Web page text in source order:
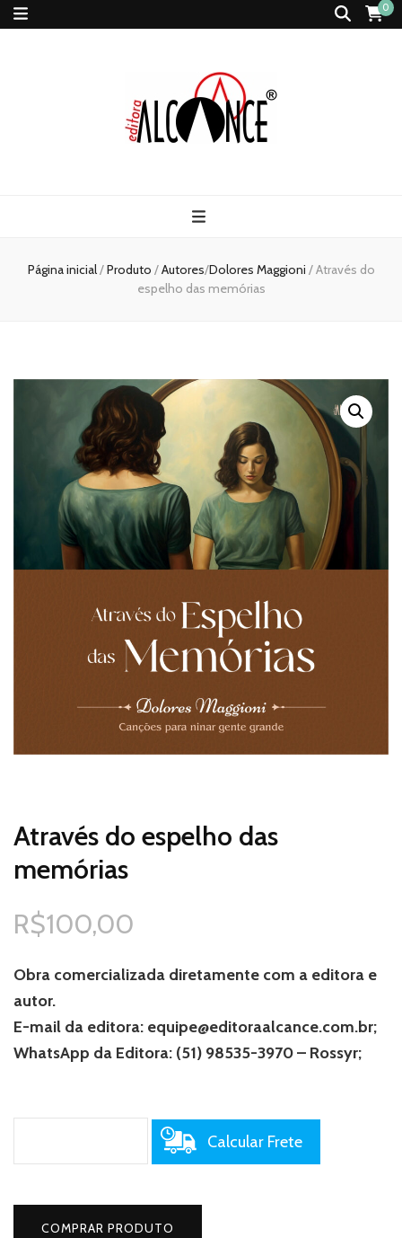
0
Página inicial/Produto /Autores/Dolores Maggioni /Através do
espelho das memórias
Através do espelho das
memórias
R$100,00
Obra comercializada diretamente com a editora e
autor.
E-mail da editora: equipe@editoraalcance.com.br;
WhatsApp da Editora: (51) 98535-3970 – Rossyr;
Calcular Frete
COMPRAR PRODUTO